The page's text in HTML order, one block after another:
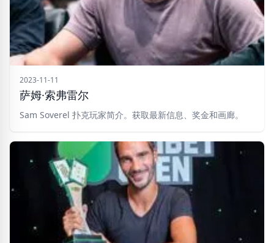
2023-11-11
萨姆·索弗雷尔
Sam Soverel 扑克玩家简介。获取最新信息、奖金和画廊。